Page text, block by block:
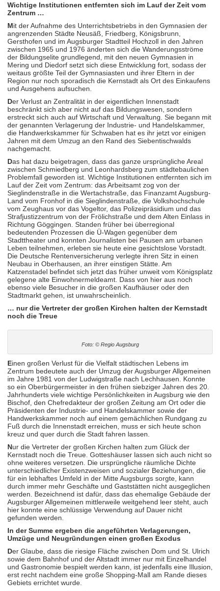
Wichtige Institutionen entfernten sich im Lauf der Zeit vom
Zentrum …
Mit der Aufnahme des Unterrichtsbetriebs in den Gymnasien der
angrenzenden Städte Neusäß, Friedberg, Königsbrunn,
Gersthofen und im Augsburger Stadtteil Hochzoll in den Jahren
zwischen 1965 und 1976 änderten sich die Wanderungsströme
der Bildungselite grundlegend, mit den neuen Gymnasien in
Mering und Diedorf setzt sich diese Entwicklung fort, sodass der
weitaus größte Teil der Gymnasiasten und ihrer Eltern in der
Region nur noch sporadisch die Kernstadt als Ort des Einkaufens
und Ausgehens aufsuchen.
Der Verlust an Zentralität in der eigentlichen Innenstadt
beschränkt sich aber nicht auf das Bildungswesen, sondern
erstreckt sich auch auf Wirtschaft und Verwaltung. Sie begann mit
der genannten Verlagerung der Industrie- und Handelskammer,
die Handwerkskammer für Schwaben hat es ihr jetzt vor einigen
Jahren mit dem Umzug an den Rand des Siebentischwalds
nachgemacht.
Das hat dazu beigetragen, dass das ganze ursprüngliche Areal
zwischen Schmiedberg und Leonhardsberg zum städtebaulichen
Problemfall geworden ist. Wichtige Institutionen entfernten sich im
Lauf der Zeit vom Zentrum: das Arbeitsamt zog von der
Sieglindenstraße in die Wertachstraße, das Finanzamt Augsburg-
Land vom Fronhof in die Sieglindenstraße, die Volkshochschule
vom Zeughaus vor das Vogeltor, das Polizeipräsidium und das
Strafjustizzentrum von der Frölichstraße und dem Alten Einlass in
Richtung Göggingen. Standen früher bei überregional
bedeutenden Prozessen die Ü-Wagen gegenüber dem
Stadttheater und konnten Journalisten bei Pausen am urbanen
Leben teilnehmen, erleben sie heute eine gesichtslose Vorstadt.
Die Deutsche Rentenversicherung verlegte ihren Sitz in einen
Neubau in Oberhausen, an ihrer einstigen Stätte. Am
Katzenstadel befindet sich jetzt das früher unweit vom Königsplatz
gelegene alte Einwohnermeldeamt. Dass von hier aus noch
ebenso viele Besucher in die großen Kaufhäuser oder den
Stadtmarkt gehen, ist unwahrscheinlich.
… nur die Vertreter der großen Kirchen halten der Kernstadt
noch die Treue
Foto: © Regio Augsburg
Einen großen Verlust für die Vielfalt städtischen Lebens im
Zentrum bedeutete auch der Umzug der Augsburger Allgemeinen
im Jahre 1981 von der Ludwigstraße nach Lechhausen. Konnte
so ein Oberbürgermeister in den frühen siebziger Jahren des 20.
Jahrhunderts viele wichtige Persönlichkeiten in Augsburg wie den
Bischof, den Chefredakteur der großen Zeitung am Ort oder die
Präsidenten der Industrie- und Handelskammer sowie der
Handwerkskammer noch auf einem gemächlichen Rundgang zu
Fuß durch die Innenstadt erreichen, muss er sich heute schon
kreuz und quer durch die Stadt fahren lassen.
Nur die Vertreter der großen Kirchen halten zum Glück der
Kernstadt noch die Treue. Gotteshäuser lassen sich auch nicht so
ohne weiteres versetzen. Die ursprüngliche räumliche Dichte
unterschiedlicher Existenzweisen und sozialer Beziehungen, die
für ein lebhaftes Umfeld in der Mitte Augsburgs sorgte, kann
durch immer mehr Geschäfte und Gaststätten nicht ausgeglichen
werden. Bezeichnend ist dafür, dass das ehemalige Gebäude der
Augsburger Allgemeinen mittlerweile weitgehend leer steht, auch
hier konnte eine schlüssige Verwendung auf Dauer nicht
gefunden werden.
In der Summe ergeben die angeführten Verlagerungen,
Umzüge und Neugründungen einen großen Exodus
Der Glaube, dass die riesige Fläche zwischen Dom und St. Ulrich
sowie dem Bahnhof und der Altstadt immer nur mit Einzelhandel
und Gastronomie bespielt werden kann, ist jedenfalls eine Illusion,
erst recht nachdem eine große Shopping-Mall am Rande dieses
Gebiets errichtet wurde.